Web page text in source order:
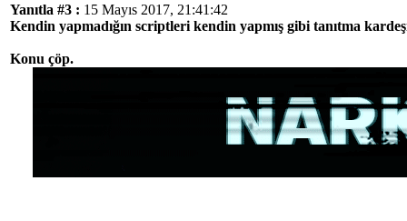
Yanıtla #3 : 15 Mayıs 2017, 21:41:42
Kendin yapmadığın scriptleri kendin yapmış gibi tanıtma
Konu çöp.